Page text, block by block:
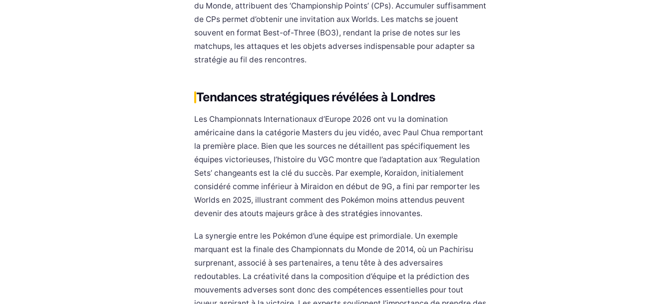
du Monde, attribuent des ‘Championship Points’ (CPs). Accumuler suffisamment
de CPs permet d’obtenir une invitation aux Worlds. Les matchs se jouent
souvent en format Best-of-Three (BO3), rendant la prise de notes sur les
matchups, les attaques et les objets adverses indispensable pour adapter sa
stratégie au fil des rencontres.
Tendances stratégiques révélées à Londres
Les Championnats Internationaux d’Europe 2026 ont vu la domination
américaine dans la catégorie Masters du jeu vidéo, avec Paul Chua remportant
la première place. Bien que les sources ne détaillent pas spécifiquement les
équipes victorieuses, l’histoire du VGC montre que l’adaptation aux ‘Regulation
Sets’ changeants est la clé du succès. Par exemple, Koraidon, initialement
considéré comme inférieur à Miraidon en début de 9G, a fini par remporter les
Worlds en 2025, illustrant comment des Pokémon moins attendus peuvent
devenir des atouts majeurs grâce à des stratégies innovantes.
La synergie entre les Pokémon d’une équipe est primordiale. Un exemple
marquant est la finale des Championnats du Monde de 2014, où un Pachirisu
surprenant, associé à ses partenaires, a tenu tête à des adversaires
redoutables. La créativité dans la composition d’équipe et la prédiction des
mouvements adverses sont donc des compétences essentielles pour tout